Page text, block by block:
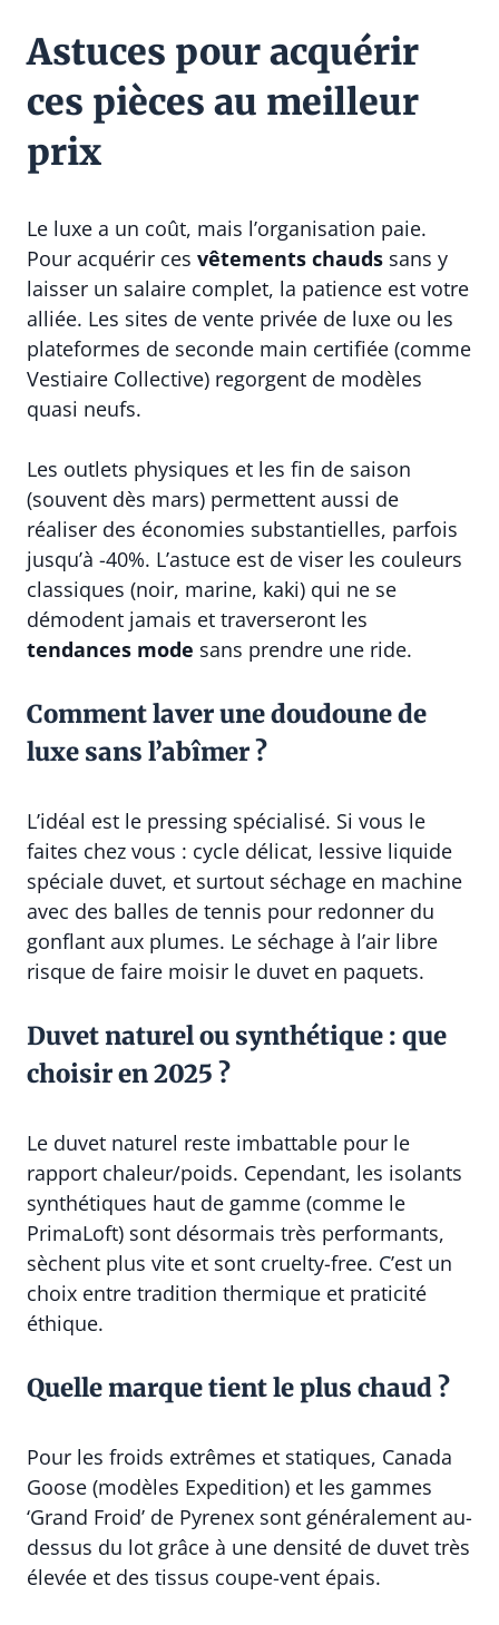
Astuces pour acquérir
ces pièces au meilleur
prix
Le luxe a un coût, mais l’organisation paie.
Pour acquérir ces vêtements chauds sans y
laisser un salaire complet, la patience est votre
alliée. Les sites de vente privée de luxe ou les
plateformes de seconde main certifiée (comme
Vestiaire Collective) regorgent de modèles
quasi neufs.
Les outlets physiques et les fin de saison
(souvent dès mars) permettent aussi de
réaliser des économies substantielles, parfois
jusqu’à -40%. L’astuce est de viser les couleurs
classiques (noir, marine, kaki) qui ne se
démodent jamais et traverseront les
tendances mode sans prendre une ride.
Comment laver une doudoune de
luxe sans l’abîmer ?
L’idéal est le pressing spécialisé. Si vous le
faites chez vous : cycle délicat, lessive liquide
spéciale duvet, et surtout séchage en machine
avec des balles de tennis pour redonner du
gonflant aux plumes. Le séchage à l’air libre
risque de faire moisir le duvet en paquets.
Duvet naturel ou synthétique : que
choisir en 2025 ?
Le duvet naturel reste imbattable pour le
rapport chaleur/poids. Cependant, les isolants
synthétiques haut de gamme (comme le
PrimaLoft) sont désormais très performants,
sèchent plus vite et sont cruelty-free. C’est un
choix entre tradition thermique et praticité
éthique.
Quelle marque tient le plus chaud ?
Pour les froids extrêmes et statiques, Canada
Goose (modèles Expedition) et les gammes
‘Grand Froid’ de Pyrenex sont généralement au-
dessus du lot grâce à une densité de duvet très
élevée et des tissus coupe-vent épais.